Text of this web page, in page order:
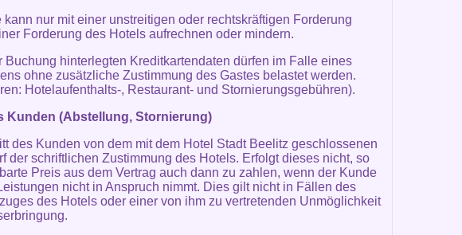
kann nur mit einer unstreitigen oder rechtskräftigen Forderung
Forderung des Hotels aufrechnen oder mindern.
Buchung hinterlegten Kreditkartendaten dürfen im Falle eines
ohne zusätzliche Zustimmung des Gastes belastet werden.
Hotelaufenthalts-, Restaurant- und Stornierungsgebühren).
Kunden (Abstellung, Stornierung)
des Kunden von dem mit dem Hotel Stadt Beelitz geschlossenen
der schriftlichen Zustimmung des Hotels. Erfolgt dieses nicht, so
Preis aus dem Vertrag auch dann zu zahlen, wenn der Kunde
nicht in Anspruch nimmt. Dies gilt nicht in Fällen des
des Hotels oder einer von ihm zu vertretenden Unmöglichkeit